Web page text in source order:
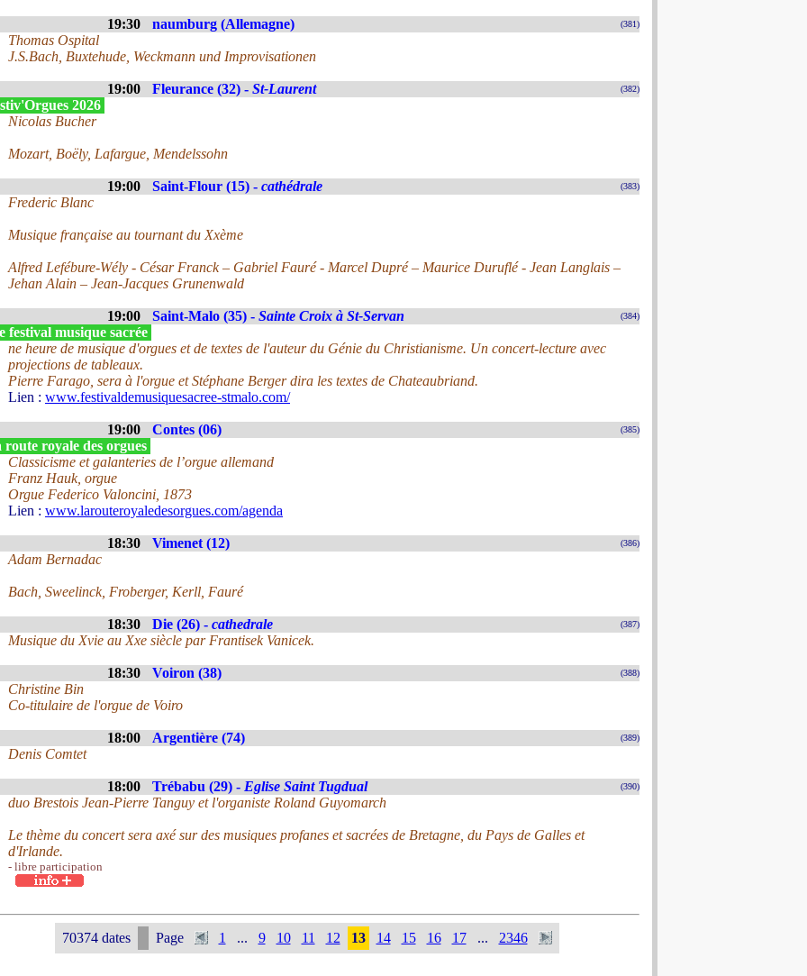
19:30 naumburg (Allemagne) (381)
Thomas Ospital
J.S.Bach, Buxtehude, Weckmann und Improvisationen
19:00 Fleurance (32) - St-Laurent (382)
2026
Nicolas Bucher
Mozart, Boëly, Lafargue, Mendelssohn
19:00 Saint-Flour (15) - cathédrale (383)
Frederic Blanc
Musique française au tournant du Xxème
Alfred Lefébure-Wély - César Franck – Gabriel Fauré - Marcel Dupré – Maurice Duruflé - Jean Langlais –
Jehan Alain – Jean-Jacques Grunenwald
19:00 Saint-Malo (35) - Sainte Croix à St-Servan (384)
festival musique sacrée
ne heure de musique d'orgues et de textes de l'auteur du Génie du Christianisme. Un concert-lecture avec
projections de tableaux.
Pierre Farago, sera à l'orgue et Stéphane Berger dira les textes de Chateaubriand.
Lien : www.festivaldemusiquesacree-stmalo.com/
19:00 Contes (06) (385)
royale des orgues
Classicisme et galanteries de l’orgue allemand
Franz Hauk, orgue
Orgue Federico Valoncini, 1873
Lien : www.larouteroyaledesorgues.com/agenda
18:30 Vimenet (12) (386)
Adam Bernadac
Bach, Sweelinck, Froberger, Kerll, Fauré
18:30 Die (26) - cathedrale (387)
Musique du Xvie au Xxe siècle par Frantisek Vanicek.
18:30 Voiron (38) (388)
Christine Bin
Co-titulaire de l'orgue de Voiro
18:00 Argentière (74) (389)
Denis Comtet
18:00 Trébabu (29) - Eglise Saint Tugdual (390)
duo Brestois Jean-Pierre Tanguy et l'organiste Roland Guyomarch
Le thème du concert sera axé sur des musiques profanes et sacrées de Bretagne, du Pays de Galles et
d'Irlande.
- libre participation
70374 dates Page 1 ... 9 10 11 12 13 14 15 16 17 ... 2346